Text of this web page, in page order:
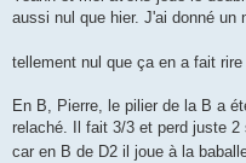
aussi nul que hier. J'ai donné
tellement nul que ça en a fait
En B, Pierre, le pilier de la B a
relaché. Il fait 3/3 et perd juste
car en B de D2 il joue à la